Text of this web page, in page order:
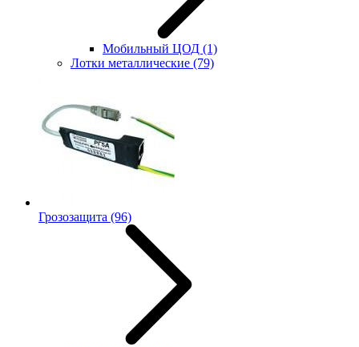
Мобильный ЦОД (1)
Лотки металлические (79)
Грозозащита (96)